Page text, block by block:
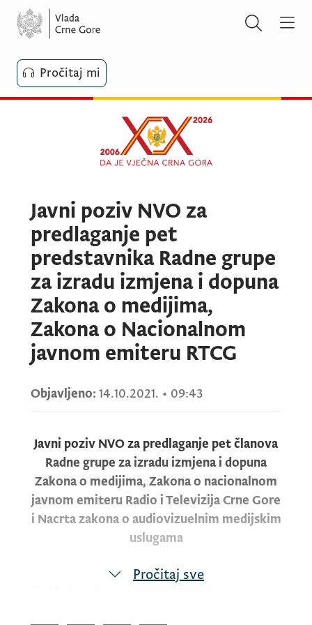
Pročitaj mi
Javni poziv NVO za
predlaganje pet
predstavnika Radne grupe
za izradu izmjena i dopuna
Zakona o medijima,
Zakona o Nacionalnom
javnom emiteru RTCG
Objavljeno: 14.10.2021. • 09:43
Javni poziv NVO za predlaganje pet članova
Radne grupe za izradu izmjena i dopuna
Zakona o medijima, Zakona o nacionalnom
javnom emiteru Radio i Televizija Crne Gore
i Nacrta zakona o audiovizuelnim medijskim
uslugama
Pročitaj sve